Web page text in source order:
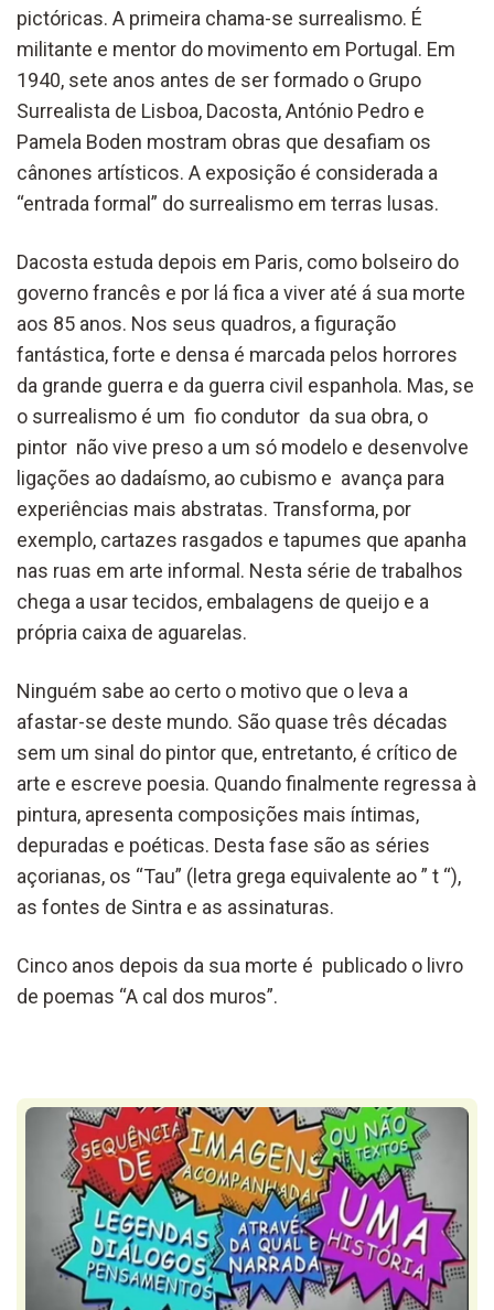
pictóricas. A primeira chama-se surrealismo. É
militante e mentor do movimento em Portugal. Em
1940, sete anos antes de ser formado o Grupo
Surrealista de Lisboa, Dacosta, António Pedro e
Pamela Boden mostram obras que desafiam os
cânones artísticos. A exposição é considerada a
“entrada formal” do surrealismo em terras lusas.
Dacosta estuda depois em Paris, como bolseiro do
governo francês e por lá fica a viver até á sua morte
aos 85 anos. Nos seus quadros, a figuração
fantástica, forte e densa é marcada pelos horrores
da grande guerra e da guerra civil espanhola. Mas, se
o surrealismo é um fio condutor da sua obra, o
pintor não vive preso a um só modelo e desenvolve
ligações ao dadaísmo, ao cubismo e avança para
experiências mais abstratas. Transforma, por
exemplo, cartazes rasgados e tapumes que apanha
nas ruas em arte informal. Nesta série de trabalhos
chega a usar tecidos, embalagens de queijo e a
própria caixa de aguarelas.
Ninguém sabe ao certo o motivo que o leva a
afastar-se deste mundo. São quase três décadas
sem um sinal do pintor que, entretanto, é crítico de
arte e escreve poesia. Quando finalmente regressa à
pintura, apresenta composições mais íntimas,
depuradas e poéticas. Desta fase são as séries
açorianas, os “Tau” (letra grega equivalente ao ” t “),
as fontes de Sintra e as assinaturas.
Cinco anos depois da sua morte é publicado o livro
de poemas “A cal dos muros”.